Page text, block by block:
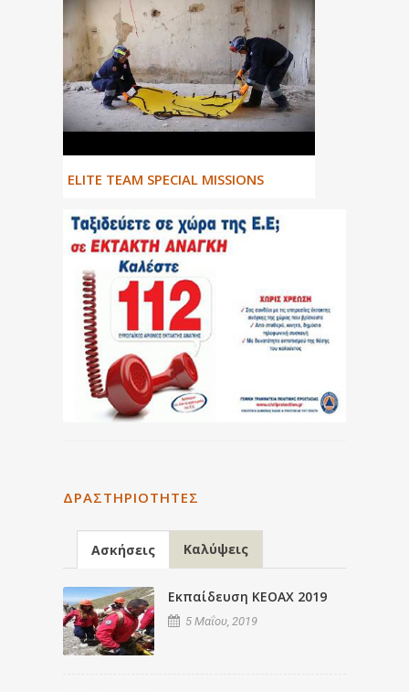
ΕLITE TEAM SPECIAL MISSIONS
ΔΡΑΣΤΗΡΙΌΤΗΤΕΣ
Ασκήσεις Καλύψεις
Εκπαίδευση ΚΕΟΑΧ 2019
5 Μαΐου, 2019